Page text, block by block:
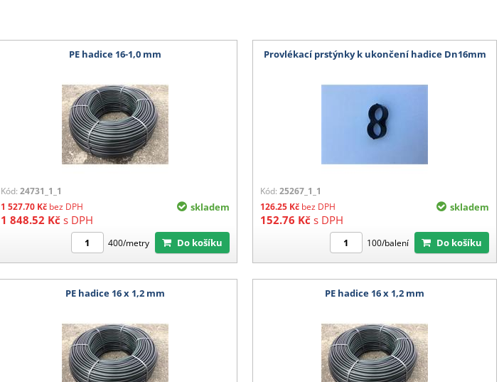
PE hadice 16-1,0 mm
Kód:24731_1_1
1 527.70 Kč bez DPH
1 848.52 Kč s DPH
skladem
400/metry Do košíku
Provlékací prstýnky k ukončení hadice Dn16mm
Kód:25267_1_1
126.25 Kč bez DPH
152.76 Kč s DPH
skladem
100/balení Do košíku
PE hadice 16 x 1,2 mm PE hadice 16 x 1,2 mm